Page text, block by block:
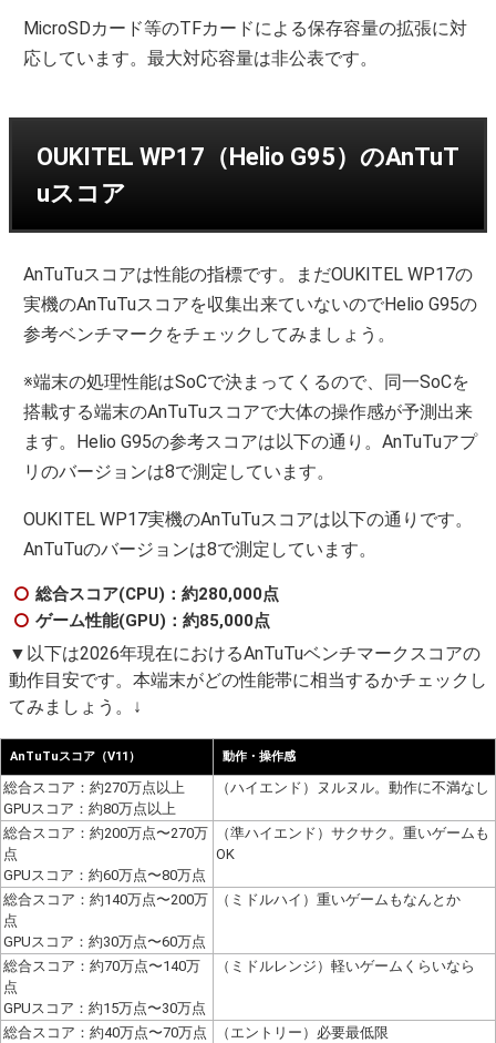
MicroSDカード等のTFカードによる保存容量の拡張に対
応しています。最大対応容量は非公表です。
OUKITEL WP17（Helio G95）のAnTuT
uスコア
AnTuTuスコアは性能の指標です。まだOUKITEL WP17の
実機のAnTuTuスコアを収集出来ていないのでHelio G95の
参考ベンチマークをチェックしてみましょう。
※端末の処理性能はSoCで決まってくるので、同一SoCを
搭載する端末のAnTuTuスコアで大体の操作感が予測出来
ます。Helio G95の参考スコアは以下の通り。AnTuTuアプ
リのバージョンは8で測定しています。
OUKITEL WP17実機のAnTuTuスコアは以下の通りです。
AnTuTuのバージョンは8で測定しています。
総合スコア(CPU)：約280,000点
ゲーム性能(GPU)：約85,000点
▼以下は2026年現在におけるAnTuTuベンチマークスコアの
動作目安です。本端末がどの性能帯に相当するかチェックし
てみましょう。↓
AnTuTuスコア（V11） 動作・操作感
総合スコア：約270万点以上
GPUスコア：約80万点以上
（ハイエンド）ヌルヌル。動作に不満なし
総合スコア：約200万点〜270万
点
GPUスコア：約60万点〜80万点
（準ハイエンド）サクサク。重いゲームも
OK
総合スコア：約140万点〜200万
点
GPUスコア：約30万点〜60万点
（ミドルハイ）重いゲームもなんとか
総合スコア：約70万点〜140万
点
GPUスコア：約15万点〜30万点
（ミドルレンジ）軽いゲームくらいなら
総合スコア：約40万点〜70万点
（エントリー）必要最低限